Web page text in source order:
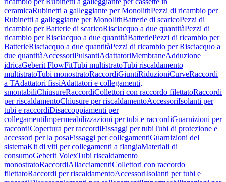
ceramicaRubinetti a galleggiante per MonolithPezzi di ricambio per
Rubinetti a galleggiante per MonolithBatterie di scaricoPezzi di
ricambio per Batterie di scaricoRisciacquo a due quantitàPezzi di
ricambio per Risciacquo a due quantitàBatteriePezzi di ricambio per
BatterieRisciacquo a due quantitàPezzi di ricambio per Risciacquo a
due quantitàAccessoriPulsantiAdattatoriMembraneAdduzione
idricaGeberit FlowFitTubi multistratoTubi riscaldamento
multistratoTubi monostratoRaccordiGiuntiRiduzioniCurveRaccordi
a TAdattatori fissiAdattatori e collegamenti,
smontabiliChiusureRaccordiCollettori con raccordo filettatoRaccordi
per riscaldamentoChiusure per riscaldamentoAccessoriIsolanti per
tubi e raccordiDisaccoppiamenti per
collegamentiImpermeabilizzazioni per tubi e raccordiGuarnizioni per
raccordiCopertura per raccordiFissaggi per tubiTubi di protezione e
accessori per la posaFissaggi per collegamentiGuarnizioni del
sistemaKit di viti per collegamenti a flangiaMateriali di
consumoGeberit VolexTubi riscaldamento
monostratoRaccordiAllacciamentiCollettori con raccordo
filettatoRaccordi per riscaldamentoAccessoriIsolanti per tubi e